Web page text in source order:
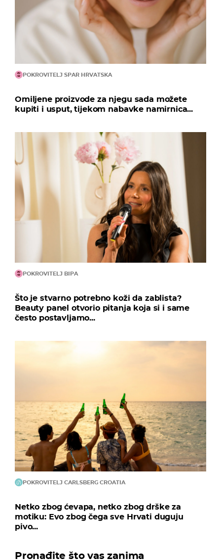
POKROVITELJ SPAR HRVATSKA
Omiljene proizvode za njegu sada možete
kupiti i usput, tijekom nabavke namirnica...
POKROVITELJ BIPA
Što je stvarno potrebno koži da zablista?
Beauty panel otvorio pitanja koja si i same
često postavljamo...
POKROVITELJ CARLSBERG CROATIA
Netko zbog ćevapa, netko zbog drške za
motiku: Evo zbog čega sve Hrvati duguju
pivo...
Pronađite što vas zanima